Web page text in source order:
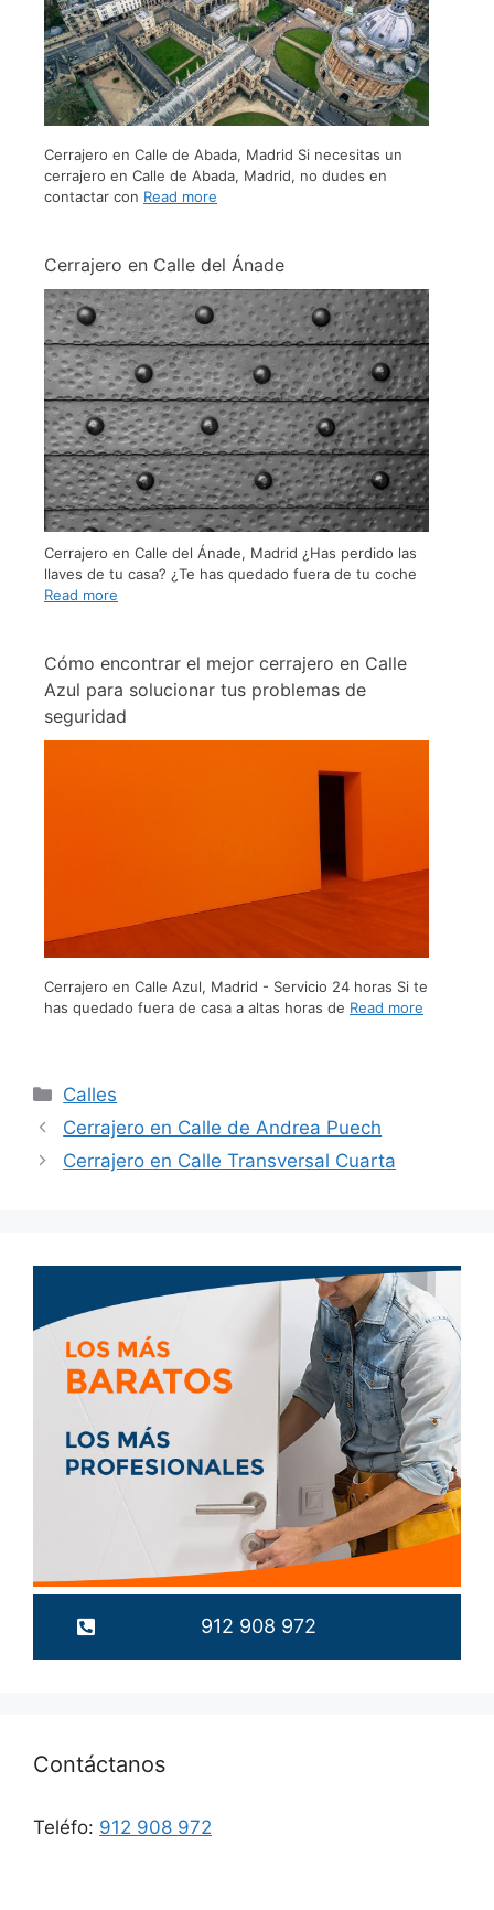
Cerrajero en Calle de Abada, Madrid Si necesitas un
cerrajero en Calle de Abada, Madrid, no dudes en
contactar con Read more
Cerrajero en Calle del Ánade
Cerrajero en Calle del Ánade, Madrid ¿Has perdido las
llaves de tu casa? ¿Te has quedado fuera de tu coche
Read more
Cómo encontrar el mejor cerrajero en Calle
Azul para solucionar tus problemas de
seguridad
Cerrajero en Calle Azul, Madrid - Servicio 24 horas Si te
has quedado fuera de casa a altas horas de Read more
Calles
Cerrajero en Calle de Andrea Puech
Cerrajero en Calle Transversal Cuarta
912 908 972
Contáctanos
Teléfo: 912 908 972